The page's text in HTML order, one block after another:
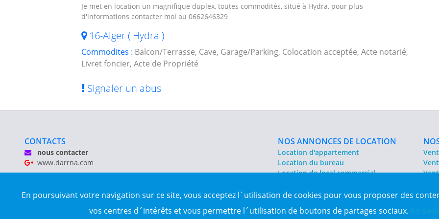
Je met en location un magnifique duplex, toutes commodités, situé à Hydra, pour plus
d'informations contacter moi au 0662646329
16-Alger ( Hydra )
Commodites : Balcon/Terrasse, Cave, Garage/Parking, Colocation acceptée, Acte notarié,
Livret foncier, Acte de Propriété
Signaler un abus
En poursuivant votre navigation sur ce site, vous acceptez l´utilisation de cookies pour vous proposer des
vos centres d´intérêts et vous permettre l´utilisation de boutons de partages sociaux.
CONTACTS
nous contacter
www.darrna.com
Tous droits réservés © Darrna 2020 - Annonces immobilières Algérie
NOS ANNONCES DE LOCATION
Location d'appartement
Location du bureau
Location de local commercial